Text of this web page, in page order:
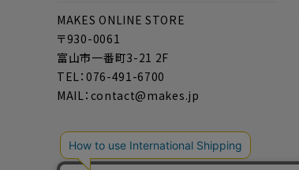
MAKES ONLINE STORE
〒930-0061
富山市一番町3-21 2F
TEL：076-491-6700
MAIL：contact@makes.jp